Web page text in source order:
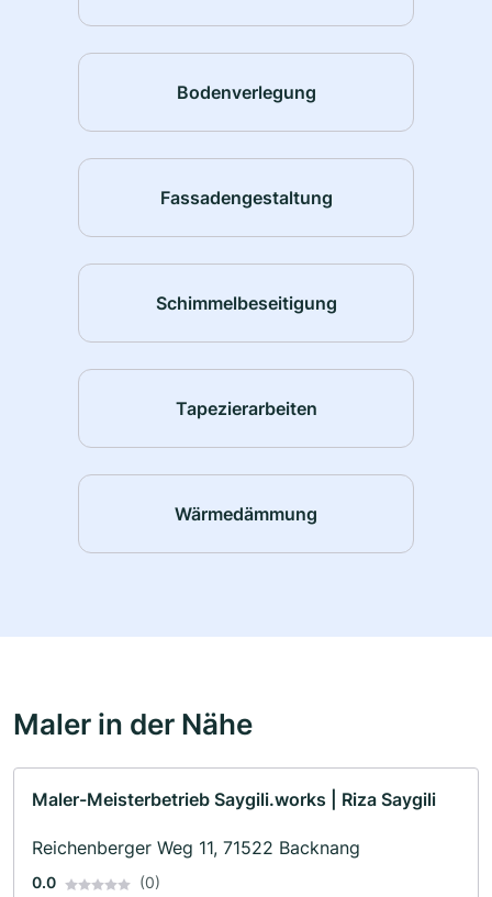
Bodenverlegung
Fassadengestaltung
Schimmelbeseitigung
Tapezierarbeiten
Wärmedämmung
Maler in der Nähe
Maler-Meisterbetrieb Saygili.works | Riza Saygili
Reichenberger Weg 11, 71522 Backnang
0.0 (0)